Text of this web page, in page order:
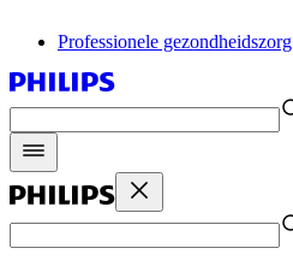
Professionele gezondheidszorg